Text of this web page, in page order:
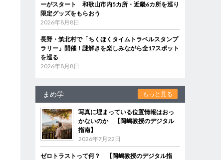
ーがスタート 和歌山市内5カ所・近畿6カ所を巡り
限定グッズをもらおう
2026年8月8日
長野・筑北村で「ちくほくタイムトラベルスタンプ
ラリー」開催！謎解きを楽しみながら全17スポット
を巡る
2026年8月8日
まめ学 もっと見る
写真に埋まっている位置情報はおっ
かないのか 【岡嶋教授のデジタル
指南】
2026年7月22日
ゼロトラストって何？ 【岡嶋教授のデジタル指